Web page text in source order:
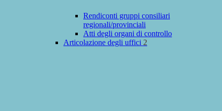
Rendiconti gruppi consiliari
regionali/provinciali
Atti degli organi di controllo
Articolazione degli uffici 2